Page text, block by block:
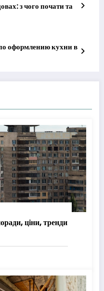
з чого почати та
оформлению кухни в
ціни, тренди